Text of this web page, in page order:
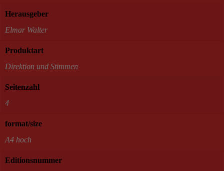
Herausgeber
Elmar Walter
Produktart
Direktion und Stimmen
Seitenzahl
4
format/size
A4 hoch
Editionsnummer